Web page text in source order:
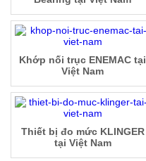
Khớp nối trục ENEMAC tại
Việt Nam
Thiết bị đo mức KLINGER
tại Việt Nam